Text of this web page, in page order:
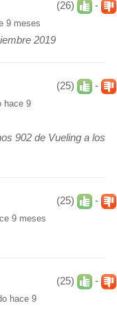
(26) -
9 meses
2019
(25) -
hace 9
902 de Vueling a los
(25) -
9 meses
(25) -
hace 9